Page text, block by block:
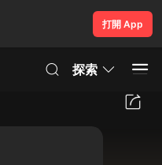
打開 App
探索